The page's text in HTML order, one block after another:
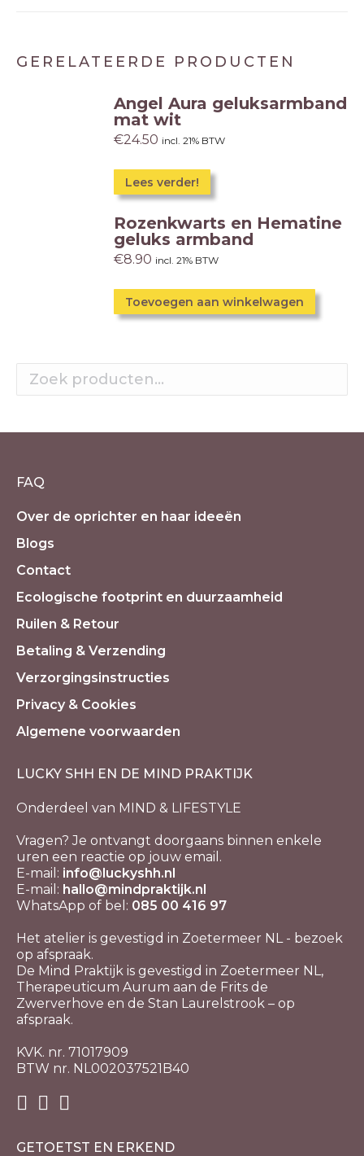
GERELATEERDE PRODUCTEN
Angel Aura geluksarmband
mat wit
€24.50 incl. 21% BTW
Lees verder!
Rozenkwarts en Hematine
geluks armband
€8.90 incl. 21% BTW
Toevoegen aan winkelwagen
FAQ
Over de oprichter en haar ideeën
Blogs
Contact
Ecologische footprint en duurzaamheid
Ruilen & Retour
Betaling & Verzending
Verzorgingsinstructies
Privacy & Cookies
Algemene voorwaarden
LUCKY SHH EN DE MIND PRAKTIJK
Onderdeel van MIND & LIFESTYLE
Vragen? Je ontvangt doorgaans binnen enkele
uren een reactie op jouw email.
E-mail: info@luckyshh.nl
E-mail: hallo@mindpraktijk.nl
WhatsApp of bel: 085 00 416 97
Het atelier is gevestigd in Zoetermeer NL - bezoek
op afspraak.
De Mind Praktijk is gevestigd in Zoetermeer NL,
Therapeuticum Aurum aan de Frits de
Zwerverhove en de Stan Laurelstrook – op
afspraak.
KVK. nr. 71017909
BTW nr. NL002037521B40
GETOETST EN ERKEND